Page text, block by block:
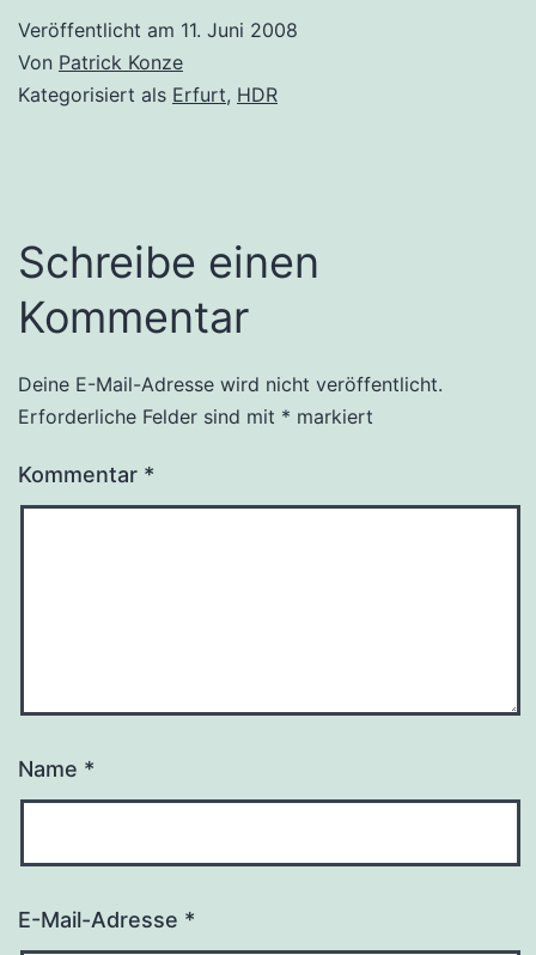
Veröffentlicht am 11. Juni 2008
Von Patrick Konze
Kategorisiert als Erfurt, HDR
Schreibe einen
Kommentar
Deine E-Mail-Adresse wird nicht veröffentlicht.
Erforderliche Felder sind mit * markiert
Kommentar *
Name *
E-Mail-Adresse *